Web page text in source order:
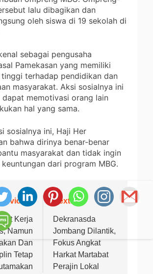
lalu dibagikan dan
oleh siswa di 19 sekolah di
sebagai pengusaha
Pamekasan yang memiliki
terhadap pendidikan dan
masyarakat. Aksi sosialnya ini
dapat memotivasi orang lain
hal yang sama.
sosialnya ini, Haji Her
bahwa dirinya benar-benar
masyarakat dan tidak ingin
dari program MBG.
Kerja
Namun
Dan
Tetap
Next:
Dekranasda
Jombang Dilantik,
Fokus Angkat
Harkat Martabat
Perajin Lokal